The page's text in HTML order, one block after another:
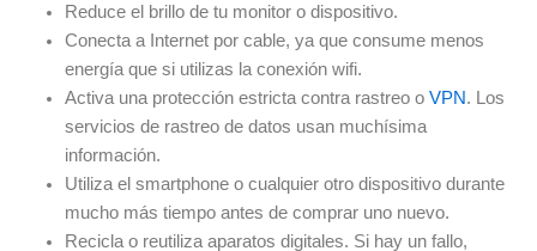
Reduce el brillo de tu monitor o dispositivo.
Conecta a Internet por cable, ya que consume menos
energía que si utilizas la conexión wifi.
Activa una protección estricta contra rastreo o VPN. Los
servicios de rastreo de datos usan muchísima
información.
Utiliza el smartphone o cualquier otro dispositivo durante
mucho más tiempo antes de comprar uno nuevo.
Recicla o reutiliza aparatos digitales. Si hay un fallo,